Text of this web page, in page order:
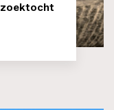
zoektocht